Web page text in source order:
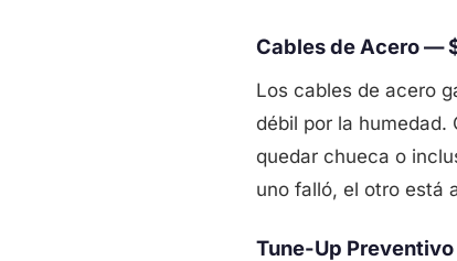
Cables de Acero —
Los cables de acero
débil por la humedad.
quedar chueca o
uno falló, el otro está
Tune-Up